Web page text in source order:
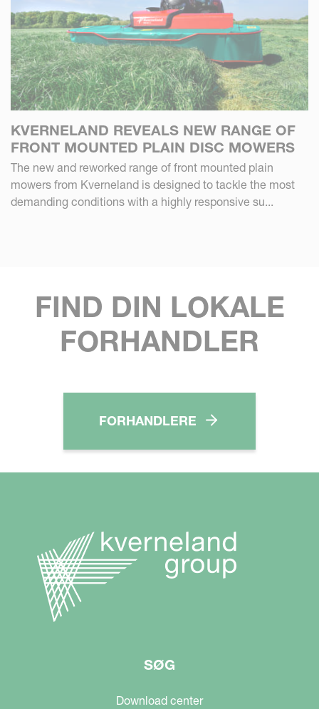
KVERNELAND REVEALS NEW RANGE OF
FRONT MOUNTED PLAIN DISC MOWERS
The new and reworked range of front mounted plain
mowers from Kverneland is designed to tackle the most
demanding conditions with a highly responsive su...
FIND DIN LOKALE
FORHANDLER
FORHANDLERE
SØG
Download center